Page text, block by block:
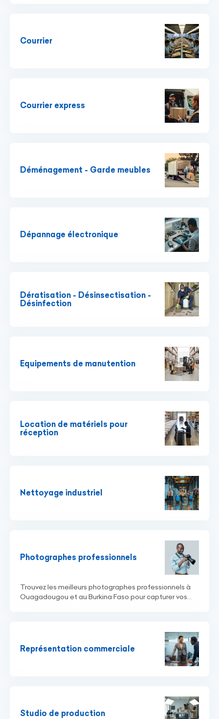
Courrier
Courrier express
Déménagement - Garde meubles
Dépannage électronique
Dératisation - Désinsectisation -
Désinfection
Equipements de manutention
Location de matériels pour
réception
Nettoyage industriel
Photographes professionnels
Trouvez les meilleurs photographes professionnels à
Ouagadougou et au Burkina Faso pour capturer vos...
Représentation commerciale
Studio de production